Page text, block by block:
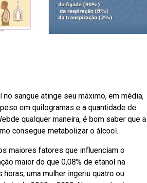
sangue atinge seu máximo, em média,
em quilogramas e a quantidade de
qualquer maneira, é bom saber que a
consegue metabolizar o álcool.
maiores fatores que influenciam o
maior do que 0,08% de etanol na
uma mulher ingeriu quatro ou.